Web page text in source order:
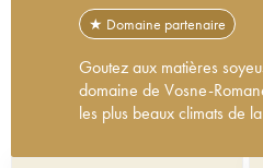
★ Domaine partenaire
Goutez aux matières
domaine de Vosne-
les plus beaux climats de